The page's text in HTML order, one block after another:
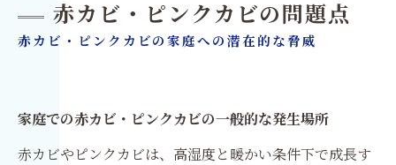
赤カビ・ピンクカビの問題点
赤カビ・ピンクカビの家庭への潜在的な脅威
家庭での赤カビ・ピンクカビの一般的な発生場所
赤カビやピンクカビは、高湿度と暖かい条件下で成長す